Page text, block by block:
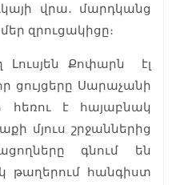
վրա․ մարդկանց
զրուցակիցը։
Լուսյեն Քոփարն էլ
ցույցերը Սարաչանի
հեռու է հայաբնակ
մյուս շրջաններից
գնում են
թաղերում հանգիստ